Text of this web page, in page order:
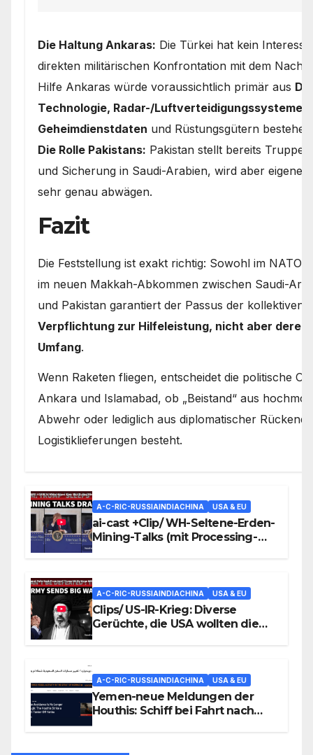
Die Haltung Ankaras: Die Türkei hat kein
direkten militärischen Konfrontation mit dem
Hilfe Ankaras würde voraussichtlich primär aus
Technologie, Radar-/Luftverteidigungssystemen,
Geheimdienstdaten und Rüstungsgütern
Die Rolle Pakistans: Pakistan stellt bereits
und Sicherung in Saudi-Arabien, wird aber eigene
sehr genau abwägen.
Fazit
Die Feststellung ist exakt richtig: Sowohl im NATO-
im neuen Makkah-Abkommen zwischen Saudi-
und Pakistan garantiert der Passus der kollektiven
Verpflichtung zur Hilfeleistung, nicht aber deren
Umfang.
Wenn Raketen fliegen, entscheidet die politische
Ankara und Islamabad, ob „Beistand“ aus
Abwehr oder lediglich aus diplomatischer
Logistiklieferungen besteht.
A-C-RIC-RUSSIAINDIACHINA USA & EU
ai-cast +Clip/ WH-Seltene-Erden-
Mining-Talks (mit Processing-
nichts)
A-C-RIC-RUSSIAINDIACHINA USA & EU
Clips/ US-IR-Krieg: Diverse
Gerüchte, die USA wollten die
A-C-RIC-RUSSIAINDIACHINA USA & EU
Yemen-neue Meldungen der
Houthis: Schiff bei Fahrt nach